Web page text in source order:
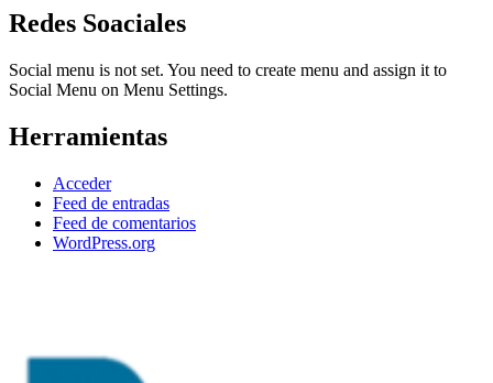
Redes Soaciales
Social menu is not set. You need to create menu and assign it to
Social Menu on Menu Settings.
Herramientas
Acceder
Feed de entradas
Feed de comentarios
WordPress.org